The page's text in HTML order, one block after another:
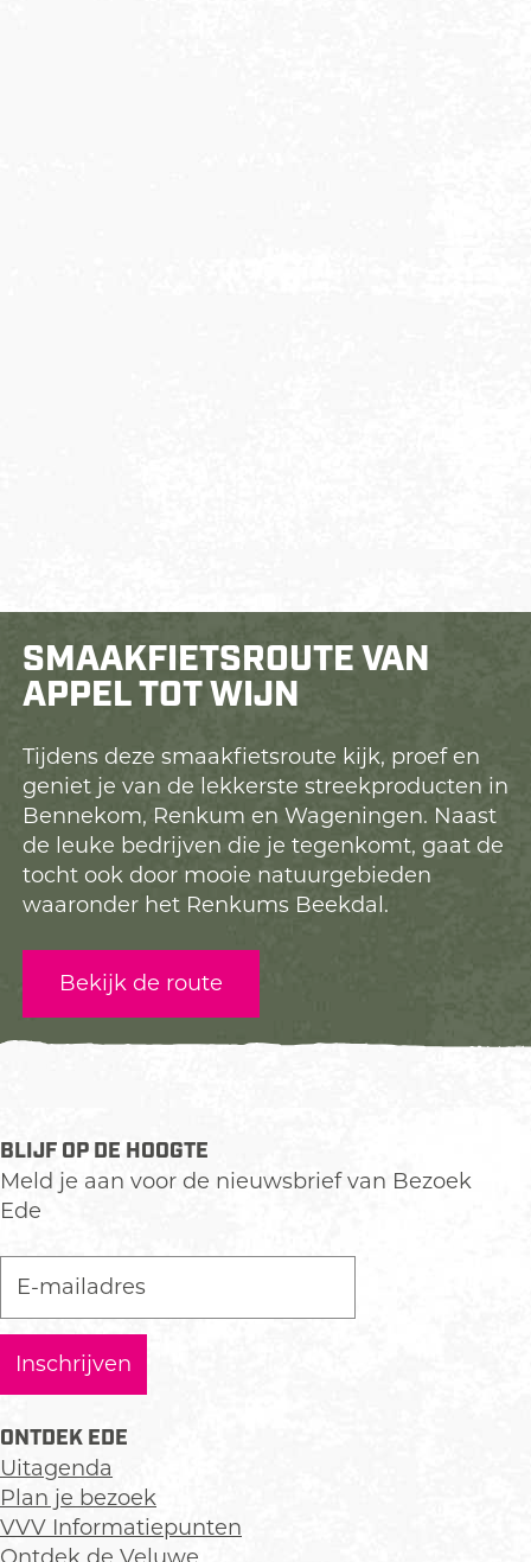
SMAAKFIETSROUTE VAN
APPEL TOT WIJN
Tijdens deze smaakfietsroute kijk, proef en
geniet je van de lekkerste streekproducten in
Bennekom, Renkum en Wageningen. Naast
de leuke bedrijven die je tegenkomt, gaat de
tocht ook door mooie natuurgebieden
waaronder het Renkums Beekdal.
Bekijk de route
BLIJF OP DE HOOGTE
Meld je aan voor de nieuwsbrief van Bezoek
Ede
ONTDEK EDE
Uitagenda
Plan je bezoek
VVV Informatiepunten